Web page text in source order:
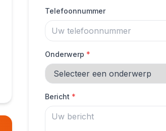
Telefoonnummer
Onderwerp *
Bericht *